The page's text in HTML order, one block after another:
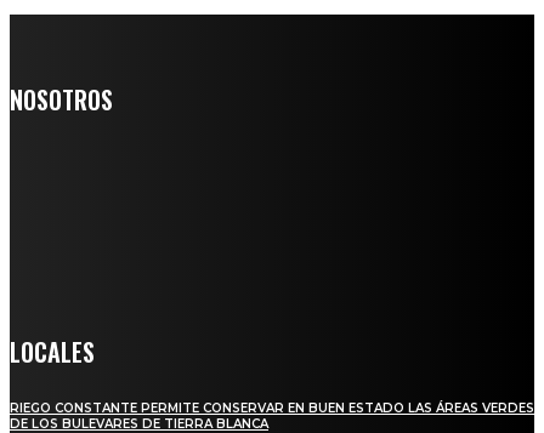
NOSOTROS
LOCALES
RIEGO CONSTANTE PERMITE CONSERVAR EN BUEN ESTADO LAS ÁREAS VERDES
DE LOS BULEVARES DE TIERRA BLANCA